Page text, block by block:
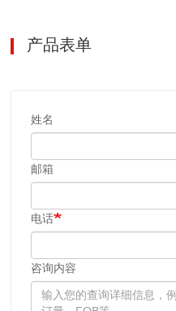
产品表单
姓名
邮箱
电话
咨询内容